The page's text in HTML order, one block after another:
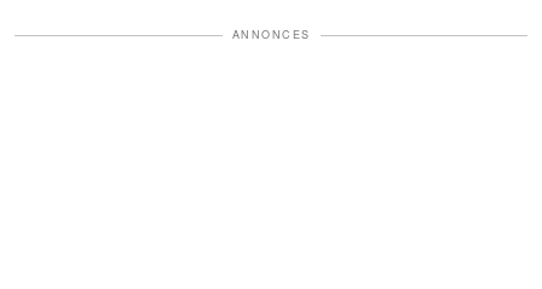
ANNONCES